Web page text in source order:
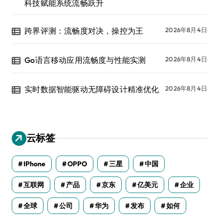
科技赋能系统流畅跃升
跨界评测：流畅度对决，操控为王 2026年8月4日
Go语言移动应用流畅度与性能实测 2026年8月4日
实时数据智能驱动无障碍设计精准优化 2026年8月4日
云标签
IPhone OPPO 三星 中国
互联网 产品 京东 亿美元 企业
全球 公司 华为 发布 如何